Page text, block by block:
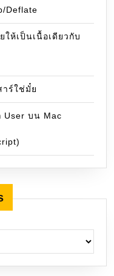
Deflate
ห้เป็นเนื้อเดียวกับ
าร์ใช่มั๋ย
User บน Mac